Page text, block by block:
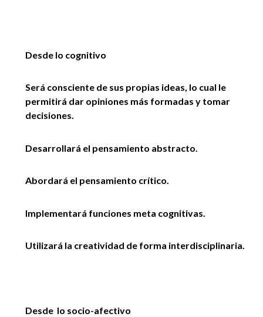
Desde lo cognitivo
Será consciente de sus propias ideas, lo cual le
permitirá dar opiniones más formadas y tomar
decisiones.
Desarrollará el pensamiento abstracto.
Abordará el pensamiento crítico.
Implementará funciones meta cognitivas.
Utilizará la creatividad de forma interdisciplinaria.
Desde lo socio-afectivo